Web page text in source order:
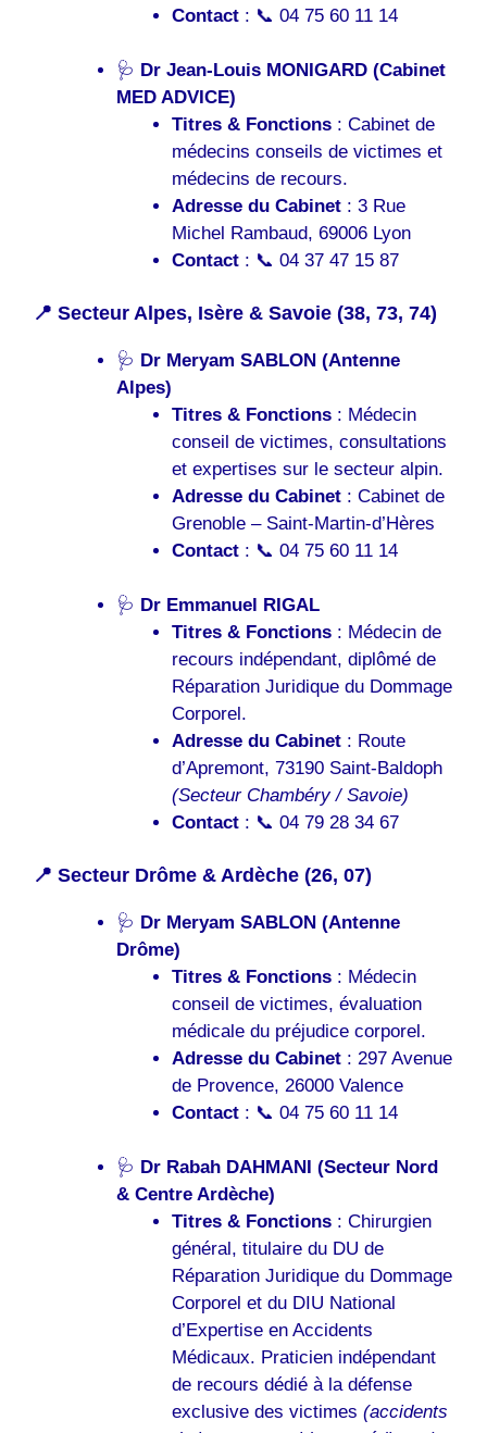
Contact: 📞 04 75 60 11 14
🩺 Dr Jean-Louis MONIGARD (Cabinet
MED ADVICE)
Titres & Fonctions: Cabinet de
médecins conseils de victimes et
médecins de recours.
Adresse du Cabinet: 3 Rue
Michel Rambaud, 69006 Lyon
Contact: 📞 04 37 47 15 87
📍 Secteur Alpes, Isère & Savoie (38, 73, 74)
🩺 Dr Meryam SABLON (Antenne
Alpes)
Titres & Fonctions: Médecin
conseil de victimes, consultations
et expertises sur le secteur alpin.
Adresse du Cabinet: Cabinet de
Grenoble – Saint-Martin-d’Hères
Contact: 📞 04 75 60 11 14
🩺 Dr Emmanuel RIGAL
Titres & Fonctions: Médecin de
recours indépendant, diplômé de
Réparation Juridique du Dommage
Corporel.
Adresse du Cabinet: Route
d’Apremont, 73190 Saint-Baldoph
(Secteur Chambéry / Savoie)
Contact: 📞 04 79 28 34 67
📍 Secteur Drôme & Ardèche (26, 07)
🩺 Dr Meryam SABLON (Antenne
Drôme)
Titres & Fonctions: Médecin
conseil de victimes, évaluation
médicale du préjudice corporel.
Adresse du Cabinet: 297 Avenue
de Provence, 26000 Valence
Contact: 📞 04 75 60 11 14
🩺 Dr Rabah DAHMANI (Secteur Nord
& Centre Ardèche)
Titres & Fonctions: Chirurgien
général, titulaire du DU de
Réparation Juridique du Dommage
Corporel et du DIU National
d’Expertise en Accidents
Médicaux. Praticien indépendant
de recours dédié à la défense
exclusive des victimes (accidents